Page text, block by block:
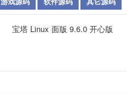
游戏源码 软件源码 其它源码
宝塔 Linux 面版 9.6.0 开心版